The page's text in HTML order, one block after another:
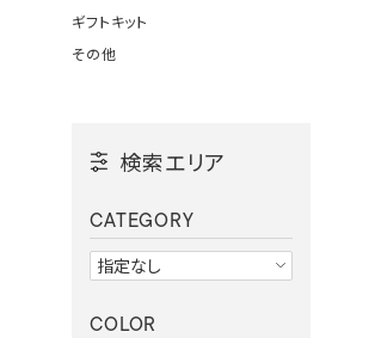
ギフトキット
その他
検索エリア
CATEGORY
COLOR